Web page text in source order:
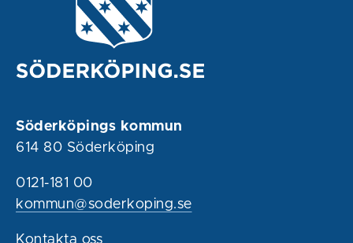
Söderköpings kommun
614 80 Söderköping
0121-181 00
kommun@soderkoping.se
Kontakta oss